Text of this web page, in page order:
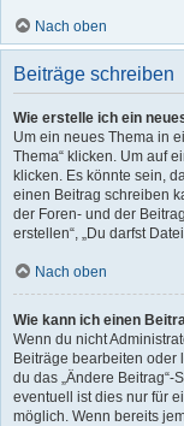
Nach oben
Beiträge schreiben
Wie erstelle ich ein
Um ein neues Thema in
Thema“ klicken. Um auf
klicken. Es könnte sein,
einen Beitrag schreiben
der Foren- und der
erstellen“, „Du darfst
Nach oben
Wie kann ich einen
Wenn du nicht
Beiträge bearbeiten oder
du das „Ändere
eventuell ist dies nur für
möglich. Wenn bereits